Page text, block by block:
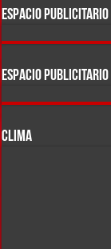
ESPACIO PUBLICITARIO
ESPACIO PUBLICITARIO
CLIMA